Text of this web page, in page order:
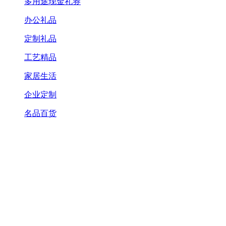
办公礼品
定制礼品
工艺精品
家居生活
企业定制
名品百货